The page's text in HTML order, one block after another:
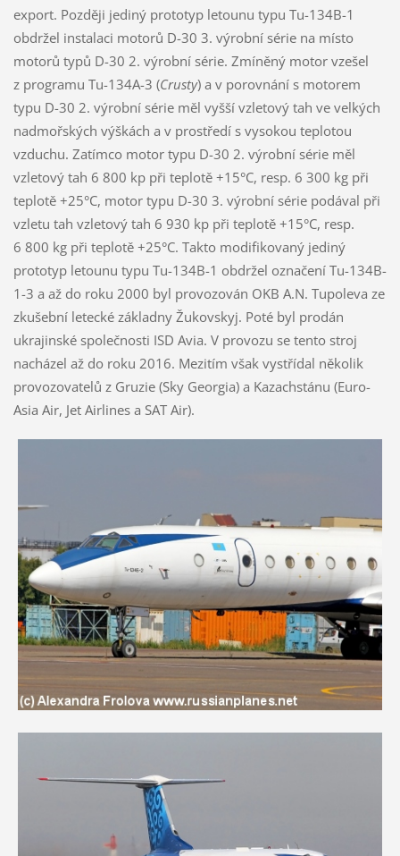
export. Později jediný prototyp letounu typu Tu-134B-1
obdržel instalaci motorů D-30 3. výrobní série na místo
motorů typů D-30 2. výrobní série. Zmíněný motor vzešel
z programu Tu-134A-3 (Crusty) a v porovnání s motorem
typu D-30 2. výrobní série měl vyšší vzletový tah ve velkých
nadmořských výškách a v prostředí s vysokou teplotou
vzduchu. Zatímco motor typu D-30 2. výrobní série měl
vzletový tah 6 800 kp při teplotě +15°C, resp. 6 300 kg při
teplotě +25°C, motor typu D-30 3. výrobní série podával při
vzletu tah vzletový tah 6 930 kp při teplotě +15°C, resp.
6 800 kg při teplotě +25°C. Takto modifikovaný jediný
prototyp letounu typu Tu-134B-1 obdržel označení Tu-134B-
1-3 a až do roku 2000 byl provozován OKB A.N. Tupoleva ze
zkušební letecké základny Žukovskyj. Poté byl prodán
ukrajinské společnosti ISD Avia. V provozu se tento stroj
nacházel až do roku 2016. Mezitím však vystřídal několik
provozovatelů z Gruzie (Sky Georgia) a Kazachstánu (Euro-
Asia Air, Jet Airlines a SAT Air).